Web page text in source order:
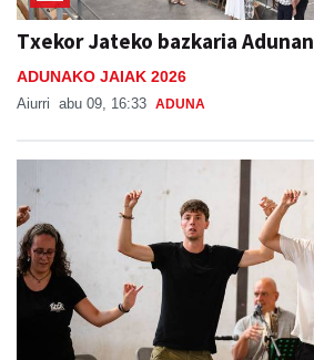
Txekor Jateko bazkaria Adunan
ADUNAKO JAIAK 2026
Aiurri abu 09, 16:33 ADUNA